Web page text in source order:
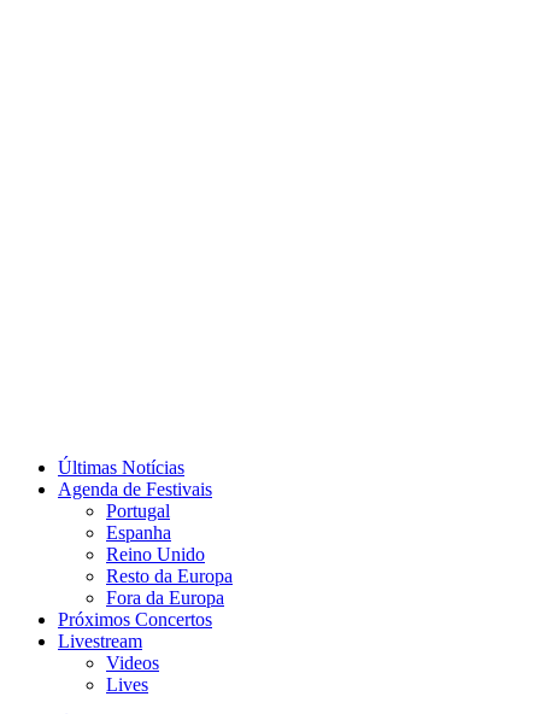
Últimas Notícias
Agenda de Festivais
Portugal
Espanha
Reino Unido
Resto da Europa
Fora da Europa
Próximos Concertos
Livestream
Videos
Lives